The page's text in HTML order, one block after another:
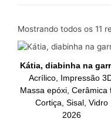
Mostrando todos os 11
Kátia, diabinha na
Acrílico, Impressão
Massa epóxi, Cerâmica
Cortiça, Sisal, Vidro
2026